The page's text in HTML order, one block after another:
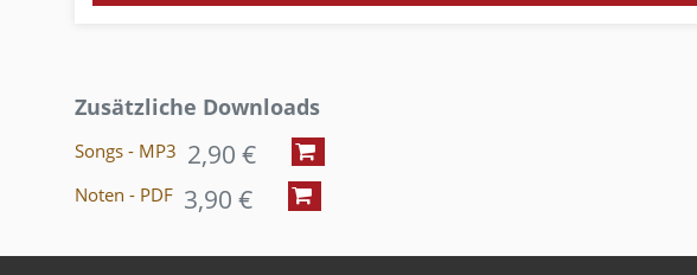
Zusätzliche Downloads
Songs - MP3 2,90 €
Noten - PDF 3,90 €